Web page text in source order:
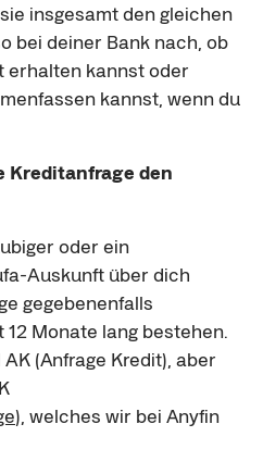
insgesamt den gleichen
bei deiner Bank nach, ob
erhalten kannst oder
kannst, wenn du
Kreditanfrage den
oder ein
Auskunft über dich
gegebenenfalls
Monate lang bestehen.
(Anfrage Kredit), aber
), welches wir bei Anyfin